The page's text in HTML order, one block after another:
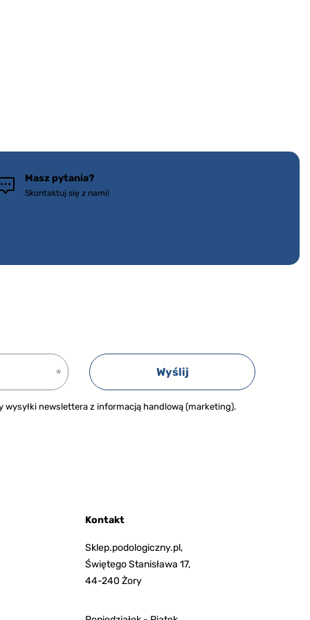
Masz pytania?
Skontaktuj się z nami!
newslettera z informacją handlową (marketing).
Wyślij
Kontakt
Sklep.podologiczny.pl,
Świętego Stanisława 17,
44-240 Żory